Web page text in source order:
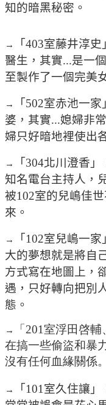
知的暗黑秘密。
→
「403室藤井淳
醫生，其實...是一
至製作了一個完美
→
「502室赤池一
婆，其實...媳婦非
婦只好暗地裡使出
→
「304北川澄香
知名電台主持人，
被102室的兒嶋佳
來。
→
「102室兒嶋一
大的夢想就是將自
方式寫在地圖上，
遇，只好轉向把別
態。
→ 「 201室浮田啓輔
在搞一些偷盜和暴
沒有任何血緣關係。
→
「101室久住讓